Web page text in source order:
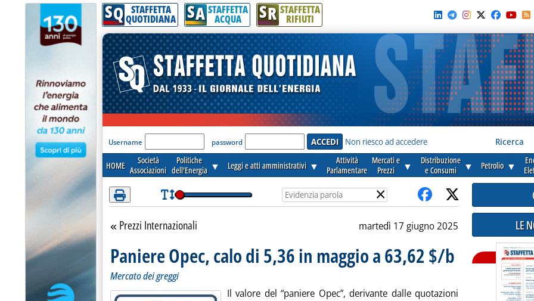
Attenzione! Esegui l'accesso per lèggere interamente la notizia.
SQ STAFFETTA
QUOTIDIANA SA STAFFETTA
ACQUA SR STAFFETTA
RIFIUTI
'Modulo Login per accedere'
Username password Non riesco ad accedere Ricerca
HOME
Società
Associazioni
Politiche
dell'Energia ▼ Leggi e atti amministrativi ▼
Attività
Parlamentare
Mercati e
Prezzi
▼
Distribuzione
e Consumi
▼ Petrolio ▼
×
Torna alla sezione
Prezzi Internazionali martedì 17 giugno 2025
Paniere Opec, calo di 5,36 in maggio a 63,62 $/b
Mercato dei greggi
Il valore del “paniere Opec”, derivante dalle quotazioni
LE